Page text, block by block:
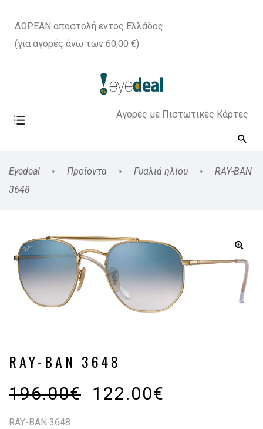
ΔΩΡΕΑΝ αποστολή εντός Ελλάδος
(για αγορές άνω των 60,00 €)
Αγορές με Πιστωτικές Κάρτες
Eyedeal Προϊόντα Γυαλιά ηλίου
RAY-BAN
3648
RAY-BAN 3648
196.00€ 122.00€
RAY-BAN 3648